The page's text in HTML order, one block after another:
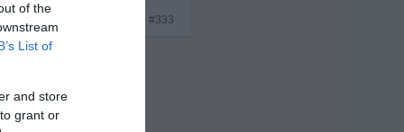
of the
List of
and store
grant or
#333